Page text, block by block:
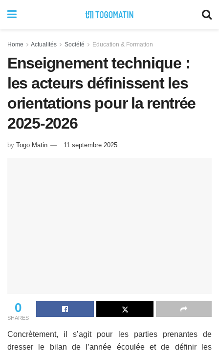
Home Actualités Société Education & Formation
Enseignement technique :
les acteurs définissent les
orientations pour la rentrée
2025-2026
by Togo Matin 11 septembre 2025
0
SHARES
Concrètement, il s’agit pour les parties prenantes de
dresser le bilan de l’année écoulée et de définir les